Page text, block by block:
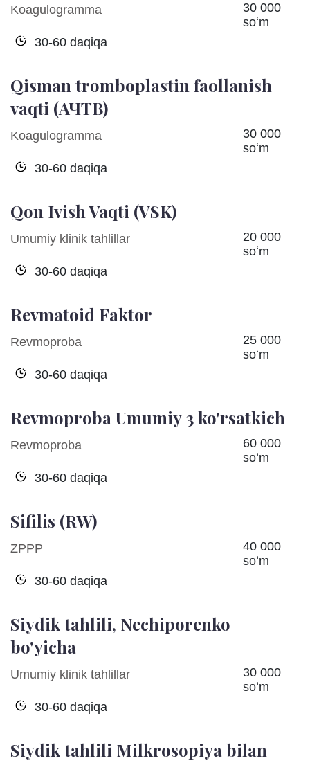
Koagulogramma
30-60 daqiqa
30 000
soʻm
Qisman tromboplastin faollanish
vaqti (АЧТВ)
Koagulogramma
30-60 daqiqa
30 000
soʻm
Qon Ivish Vaqti (VSK)
Umumiy klinik tahlillar
30-60 daqiqa
20 000
soʻm
Revmatoid Faktor
Revmoproba
30-60 daqiqa
25 000
soʻm
Revmoproba Umumiy 3 ko'rsatkich
Revmoproba
30-60 daqiqa
60 000
soʻm
Sifilis (RW)
ZPPP
30-60 daqiqa
40 000
soʻm
Siydik tahlili, Nechiporenko
bo'yicha
Umumiy klinik tahlillar
30-60 daqiqa
30 000
soʻm
Siydik tahlili Milkrosopiya bilan